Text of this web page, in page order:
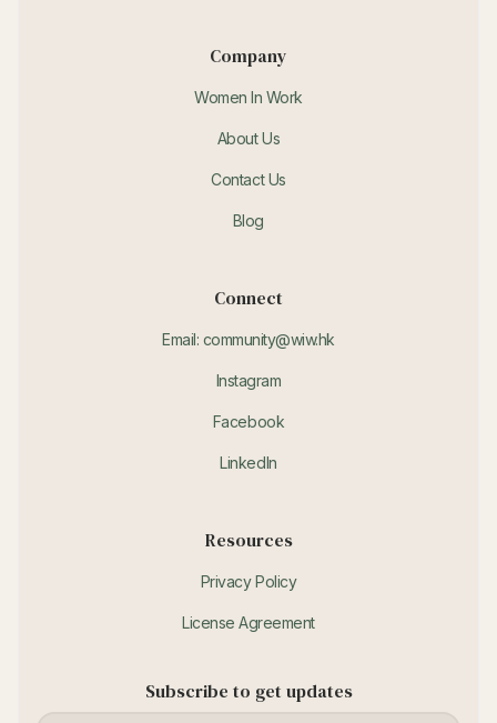
Company
Women In Work
About Us
Contact Us
Blog
Connect
Email: community@wiw.hk
Instagram
Facebook
LinkedIn
Resources
Privacy Policy
License Agreement
Subscribe to get updates